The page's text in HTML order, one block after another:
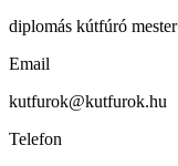
diplomás kútfúró mester
Email
kutfurok@kutfurok.hu
Telefon